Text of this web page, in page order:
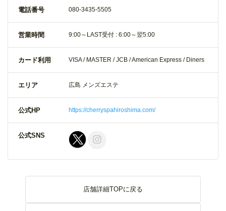
電話番号 080-3435-5505
営業時間 9:00～LAST受付 : 6:00～翌5:00
カード利用 VISA / MASTER / JCB / American Express / Diners
エリア 広島 メンズエステ
公式HP https://cherryspahiroshima.com/
公式SNS
店舗詳細TOPに戻る